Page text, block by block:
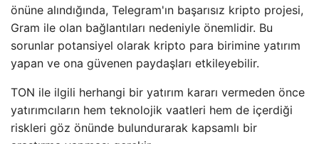
önüne alındığında, Telegram'ın başarısız kripto projesi,
Gram ile olan bağlantıları nedeniyle önemlidir. Bu
sorunlar potansiyel olarak kripto para birimine yatırım
yapan ve ona güvenen paydaşları etkileyebilir.
TON ile ilgili herhangi bir yatırım kararı vermeden önce
yatırımcıların hem teknolojik vaatleri hem de içerdiği
riskleri göz önünde bulundurarak kapsamlı bir